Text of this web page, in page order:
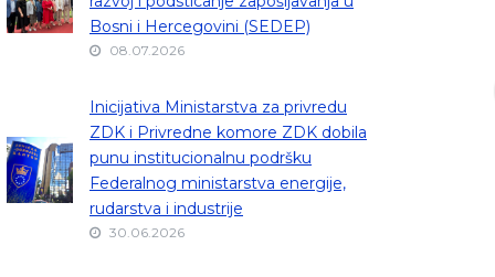
Bosni i Hercegovini (SEDEP)
08.07.2026
Inicijativa Ministarstva za privredu
ZDK i Privredne komore ZDK dobila
punu institucionalnu podršku
Federalnog ministarstva energije,
rudarstva i industrije
30.06.2026